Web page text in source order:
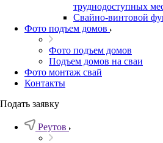
труднодоступных
Свайно-винтовой
Фото подъем домов
Фото подъем домов
Подъем домов на сваи
Фото монтаж свай
Контакты
Подать заявку
Реутов